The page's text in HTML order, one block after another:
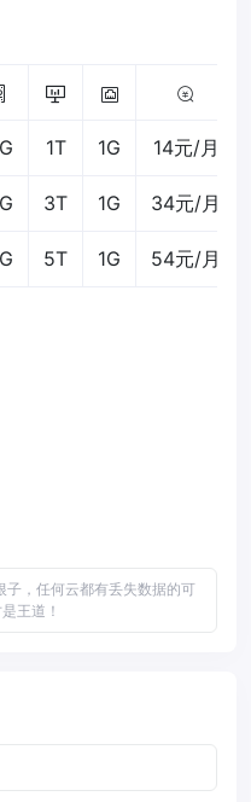
1T 1G 14元/月
3T 1G 34元/月
5T 1G 54元/月
子，任何云都有丢失数据的可
王道！